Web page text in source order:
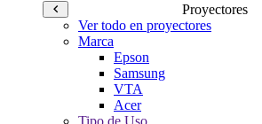
Proyectores
Ver todo en proyectores
Marca
Epson
Samsung
VTA
Acer
Tipo de Uso